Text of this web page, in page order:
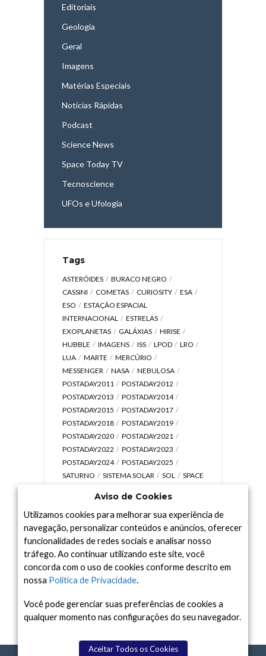
Editoriais
Geologia
Geral
Imagens
Matérias Especiais
Notícias Rápidas
Podcast
Science News
Space Today TV
Tecnoscience
UFOs e Ufologia
Tags
ASTERÓIDES
BURACO NEGRO
CASSINI
COMETAS CURIOSITY
ESA
ESO
ESTAÇÃO ESPACIAL
INTERNACIONAL
ESTRELAS
EXOPLANETAS
GALÁXIAS
HIRISE
HUBBLE
IMAGENS ISS LPOD
LRO
LUA
MARTE
MERCÚRIO
MESSENGER
NASA
NEBULOSA
POSTADAY2011
POSTADAY2012
POSTADAY2013
POSTADAY2014
POSTADAY2015
POSTADAY2017
POSTADAY2018
POSTADAY2019
POSTADAY2020
POSTADAY2021
POSTADAY2022
POSTADAY2023
POSTADAY2024
POSTADAY2025
SATURNO
SISTEMA SOLAR SOL
SPACE
UNIVERSO
VÍDEO
Arquivo
Arquivo
Aviso de Cookies
Utilizamos cookies para melhorar sua experiência de
navegação, personalizar conteúdos e anúncios, oferecer
funcionalidades de redes sociais e analisar nosso
tráfego. Ao continuar utilizando este site, você
concorda com o uso de cookies conforme descrito em
nossa Política de Privacidade.
Você pode gerenciar suas preferências de cookies a
qualquer momento nas configurações do seu navegador.
Aceitar Todos os Cookies